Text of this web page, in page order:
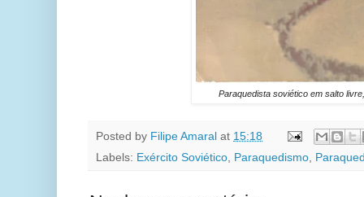
Paraquedista soviético em salto
Posted by Filipe Amaral at 15:18
Labels: Exército Soviético, Paraquedismo,